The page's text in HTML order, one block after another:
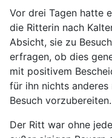
Vor drei Tagen hatte
die Ritterin nach
Absicht, sie zu
erfragen, ob dies
mit positivem
für ihn nichts anderes
Besuch vorzubereiten.
Der Ritt war ohne